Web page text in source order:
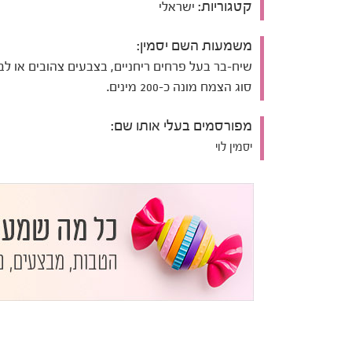
קטגוריות: ישראלי
משמעות השם יסמין:
שיח-בר בעל פרחים ריחניים, בצבעים צהובים או
סוג הצמח מונה כ-200 מינים.
מפורסמים בעלי אותו שם:
יסמין לוי